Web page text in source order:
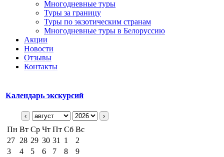
Многодневные туры
Туры за границу
Туры по экзотическим странам
Многодневные туры в Белоруссию
Акции
Новости
Отзывы
Контакты
Календарь экскурсий
‹ ›
Пн Вт Ср Чт Пт Сб Вс
27 28 29 30 31 1
2
3
4 5 6 7 8
9